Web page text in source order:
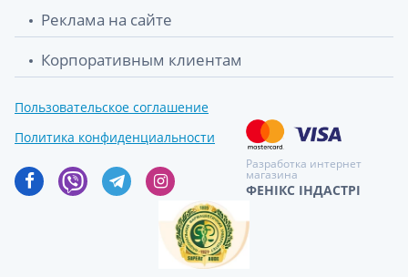
Solgar (Солгар) пиколинат цинка таб
300мг №100
капсулы №50
Solgar (Солгар) готу кола экст капсулы
№100
Solgar (Солгар) кангавитес д/детей
Реклама на сайте
Корпоративным клиентам
Пользовательское соглашение
Политика конфиденциальности
Разработка интернет
магазина
ФЕНІКС ІНДАСТРІ